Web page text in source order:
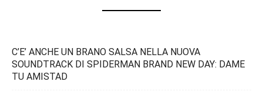
C’E’ ANCHE UN BRANO SALSA NELLA NUOVA
SOUNDTRACK DI SPIDERMAN BRAND NEW DAY: DAME
TU AMISTAD